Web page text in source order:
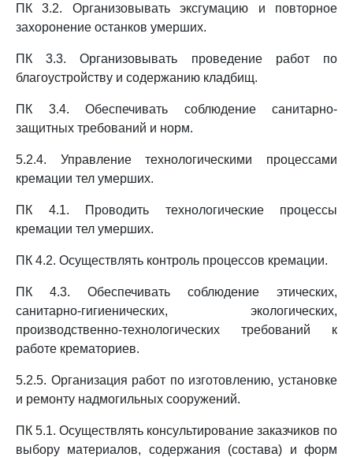
ПК 3.2. Организовывать эксгумацию и повторное
захоронение останков умерших.
ПК 3.3. Организовывать проведение работ по
благоустройству и содержанию кладбищ.
ПК 3.4. Обеспечивать соблюдение санитарно-
защитных требований и норм.
5.2.4. Управление технологическими процессами
кремации тел умерших.
ПК 4.1. Проводить технологические процессы
кремации тел умерших.
ПК 4.2. Осуществлять контроль процессов кремации.
ПК 4.3. Обеспечивать соблюдение этических,
санитарно-гигиенических, экологических,
производственно-технологических требований к
работе крематориев.
5.2.5. Организация работ по изготовлению, установке
и ремонту надмогильных сооружений.
ПК 5.1. Осуществлять консультирование заказчиков по
выбору материалов, содержания (состава) и форм